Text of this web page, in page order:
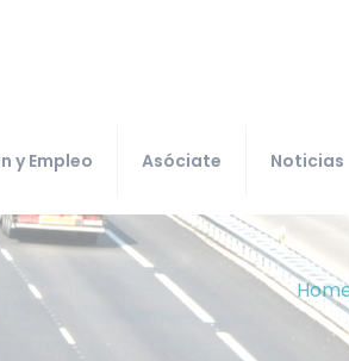
y Empleo Asóciate Noticias